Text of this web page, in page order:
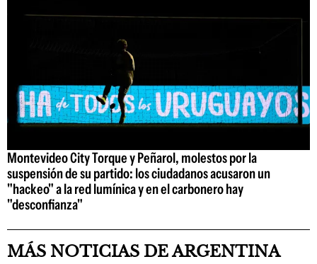
Montevideo City Torque y Peñarol, molestos por la
suspensión de su partido: los ciudadanos acusaron un
"hackeo" a la red lumínica y en el carbonero hay
"desconfianza"
MÁS NOTICIAS DE ARGENTINA